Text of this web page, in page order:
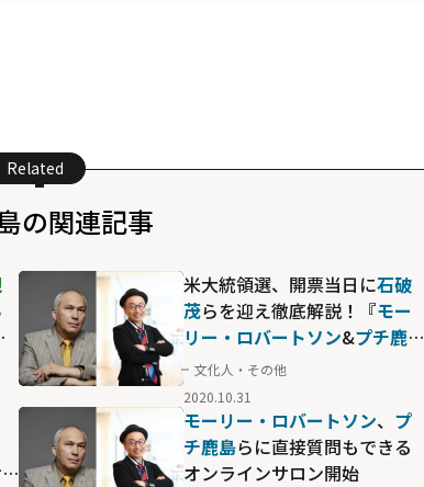
Related
の関連記事
米大統領選、開票当日に石破
茂らを迎え徹底解説！『モー
リー・ロバートソン&プチ鹿島
のニュース語り場』生配信
文化人・その他
2020.10.31
モーリー・ロバートソン、 プ
チ鹿島らに直接質問もできる
オンラインサロン開始